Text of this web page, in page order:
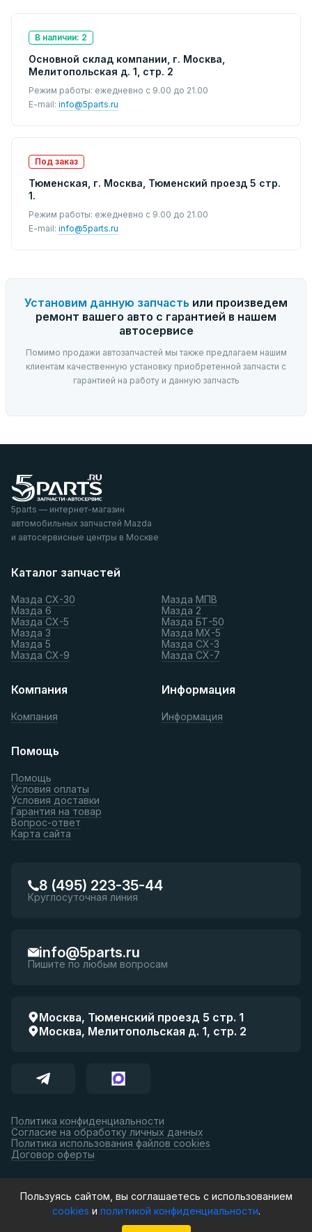
В наличии: 2
Основной склад компании, г. Москва,
Мелитопольская д. 1, стр. 2
Режим работы: ежедневно с 9.00 до 21.00
E-mail: info@5parts.ru
Под заказ
Тюменская, г. Москва, Тюменский проезд 5 стр.
1.
Режим работы: ежедневно с 9.00 до 21.00
E-mail: info@5parts.ru
Установим данную запчасть или произведем
ремонт вашего авто с гарантией в нашем
автосервисе
Помимо продажи автозапчастей мы также предлагаем нашим
клиентам качественную установку приобретенной запчасти с
гарантией на работу и данную запчасть
5parts — интернет-магазин
автомобильных запчастей Mazda
и автосервисные центры в Москве
Каталог запчастей
Мазда СХ-30
Мазда 6
Мазда СХ-5
Мазда 3
Мазда 5
Мазда СХ-9
Мазда МПВ
Мазда 2
Мазда БТ-50
Мазда МХ-5
Мазда СХ-3
Мазда СХ-7
Компания
Компания
Информация
Информация
Помощь
Помощь
Условия оплаты
Условия доставки
Гарантия на товар
Вопрос-ответ
Карта сайта
8 (495) 223-35-44
Круглосуточная линия
info@5parts.ru
Пишите по любым вопросам
Москва, Тюменский проезд 5 стр. 1
Москва, Мелитопольская д. 1, стр. 2
Политика конфиденциальности
Согласие на обработку личных данных
Политика использования файлов cookies
Договор оферты
Принимаем к оплате:
© 5parts, 2026. Все права защищены.
Пользуясь сайтом, вы соглашаетесь с использованием
cookies и политикой конфиденциальности.